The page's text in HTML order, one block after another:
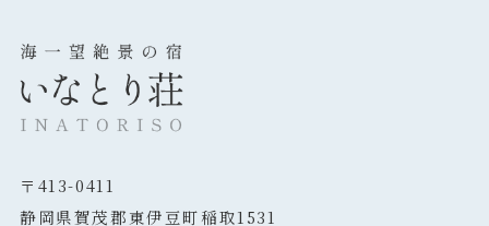
〒413-0411
静岡県賀茂郡東伊豆町稲取1531